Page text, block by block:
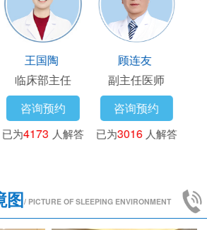
王国陶
临床部主任
咨询预约
已为4173 人解答
顾连友
副主任医师
咨询预约
已为3016 人解答
图/ PICTURE OF SLEEPING ENVIRONMENT